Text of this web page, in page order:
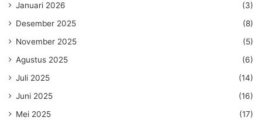
Januari 2026
(3)
Desember 2025
(8)
November 2025
(5)
Agustus 2025
(6)
Juli 2025
(14)
Juni 2025
(16)
Mei 2025
(17)